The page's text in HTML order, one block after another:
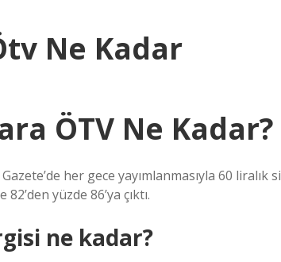
Ne Kadar
ÖTV Ne Kadar?
her gece yayımlanmasıyla 60 liralık
yüzde 86’ya çıktı.
ne kadar?